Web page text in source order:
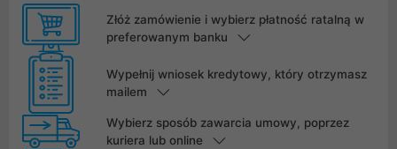
Złóż zamówienie i wybierz płatność ratalną w
preferowanym banku
Wypełnij wniosek kredytowy, który otrzymasz
mailem
Wybierz sposób zawarcia umowy, poprzez
kuriera lub online